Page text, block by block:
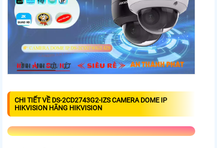
CHI TIẾT VỀ DS-2CD2743G2-IZS CAMERA DOME IP
HIKVISION HÃNG HIKVISION